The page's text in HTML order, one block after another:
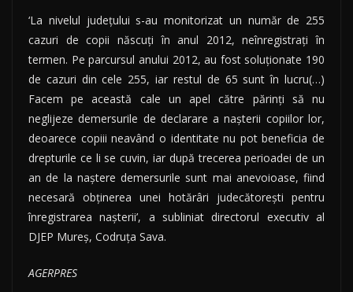
‘La nivelul judeţului s-au monitorizat un număr de 255
cazuri de copii născuţi în anul 2012, neînregistraţi în
termen. Pe parcursul anului 2012, au fost soluţionate 190
de cazuri din cele 255, iar restul de 65 sunt în lucru(…)
Facem pe această cale un apel către părinţi să nu
neglijeze demersurile de declarare a naşterii copiilor lor,
deoarece copiii neavând o identitate nu pot beneficia de
drepturile ce li se cuvin, iar după trecerea perioadei de un
an de la naştere demersurile sunt mai anevoioase, fiind
necesară obţinerea unei hotărâri judecătoreşti pentru
înregistrarea naşterii’, a subliniat directorul executiv al
DJEP Mureş, Codruţa Sava.
AGERPRES